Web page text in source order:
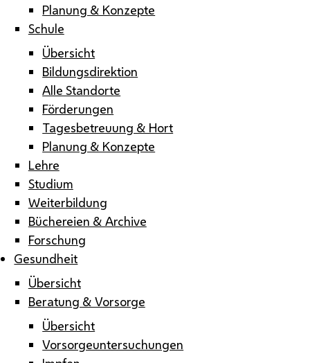
Planung & Konzepte
Schule
Übersicht
Bildungsdirektion
Alle Standorte
Förderungen
Tagesbetreuung & Hort
Planung & Konzepte
Lehre
Studium
Weiterbildung
Büchereien & Archive
Forschung
Gesundheit
Übersicht
Beratung & Vorsorge
Übersicht
Vorsorgeuntersuchungen